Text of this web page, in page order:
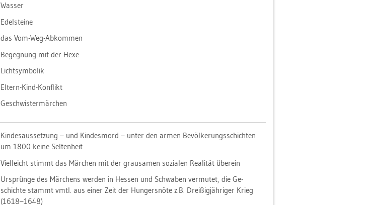
Was­ser
Edel­stei­ne
das Vom-Weg-Ab­kom­men
Be­geg­nung mit der Hexe
Licht­sym­bo­lik
El­tern-Kind-Kon­flikt
Ge­schwis­ter­mär­chen
Kin­des­aus­set­zung – und Kin­des­mord – unter den armen Be­völ­ke­rungs­schich­ten
um 1800 keine Sel­ten­heit
Viel­leicht stimmt das Mär­chen mit der grau­sa­men so­zia­len Rea­li­tät über­ein
Ur­sprün­ge des Mär­chens wer­den in Hes­sen und Schwa­ben ver­mu­tet, die Ge­
schich­te stammt vmtl. aus einer Zeit der Hun­gers­nö­te z.B. Drei­ßig­jäh­ri­ger Krieg
(1618–1648)